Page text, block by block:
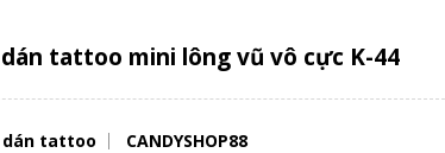
tattoo mini lông vũ vô cực K-44
dán tattoo CANDYSHOP88